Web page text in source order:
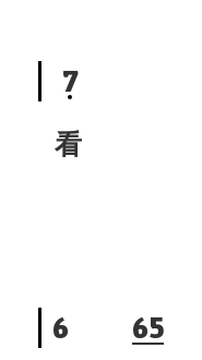
7
看 他
6 65